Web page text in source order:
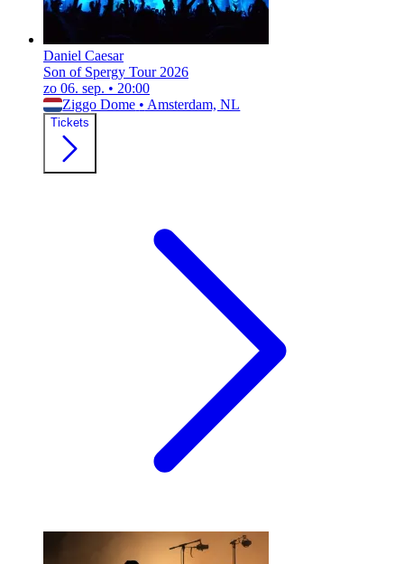
Daniel Caesar
Son of Spergy Tour 2026
zo 06. sep. • 20:00
Ziggo Dome • Amsterdam, NL
Tickets